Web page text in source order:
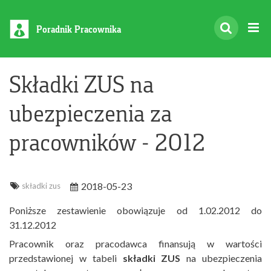
Poradnik Pracownika
Składki ZUS na
ubezpieczenia za
pracowników - 2012
składki zus 2018-05-23
Poniższe zestawienie obowiązuje od 1.02.2012 do
31.12.2012
Pracownik oraz pracodawca finansują w wartości
przedstawionej w tabeli składki ZUS na ubezpieczenia